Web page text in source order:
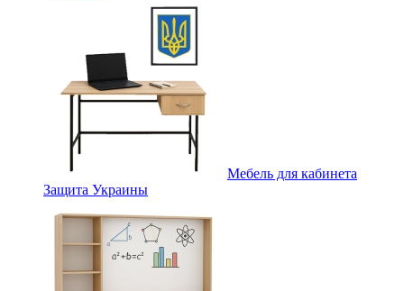
Мебель для кабинета
Защита Украины